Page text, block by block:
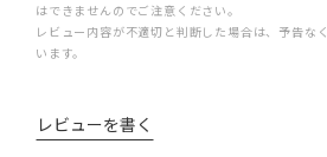
はできませんのでご注意ください。
レビュー内容が不適切と判断した場合は、予告な
います。
レビューを書く